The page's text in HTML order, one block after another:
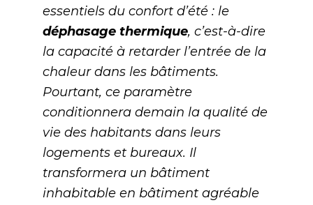
essentiels du confort d’été : le
déphasage thermique, c’est-à-dire
la capacité à retarder l’entrée de la
chaleur dans les bâtiments.
Pourtant, ce paramètre
conditionnera demain la qualité de
vie des habitants dans leurs
logements et bureaux. Il
transformera un bâtiment
inhabitable en bâtiment agréable